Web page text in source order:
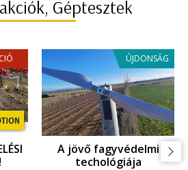
Géptesztek
ÚJDONSÁG
A jövő fagyvédelmi
techológiája